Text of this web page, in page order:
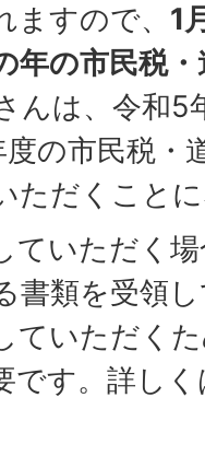
ますので、 1
年の市民税
んは、令和5
の市民税・
ただくこと
ていただく
書類を受領
ていただく
です。詳し